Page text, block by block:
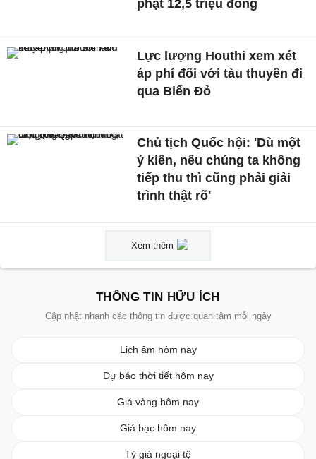
phạt 12,5 triệu đồng
Lực lượng Houthi xem xét
áp phí đối với tàu thuyền đi
qua Biển Đỏ
Chủ tịch Quốc hội: 'Dù một
ý kiến, nếu chúng ta không
tiếp thu thì cũng phải giải
trình thật rõ'
Xem thêm
THÔNG TIN HỮU ÍCH
Cập nhật nhanh các thông tin được quan tâm mỗi ngày
Lịch âm hôm nay
Dự báo thời tiết hôm nay
Giá vàng hôm nay
Giá bạc hôm nay
Tỷ giá ngoại tệ